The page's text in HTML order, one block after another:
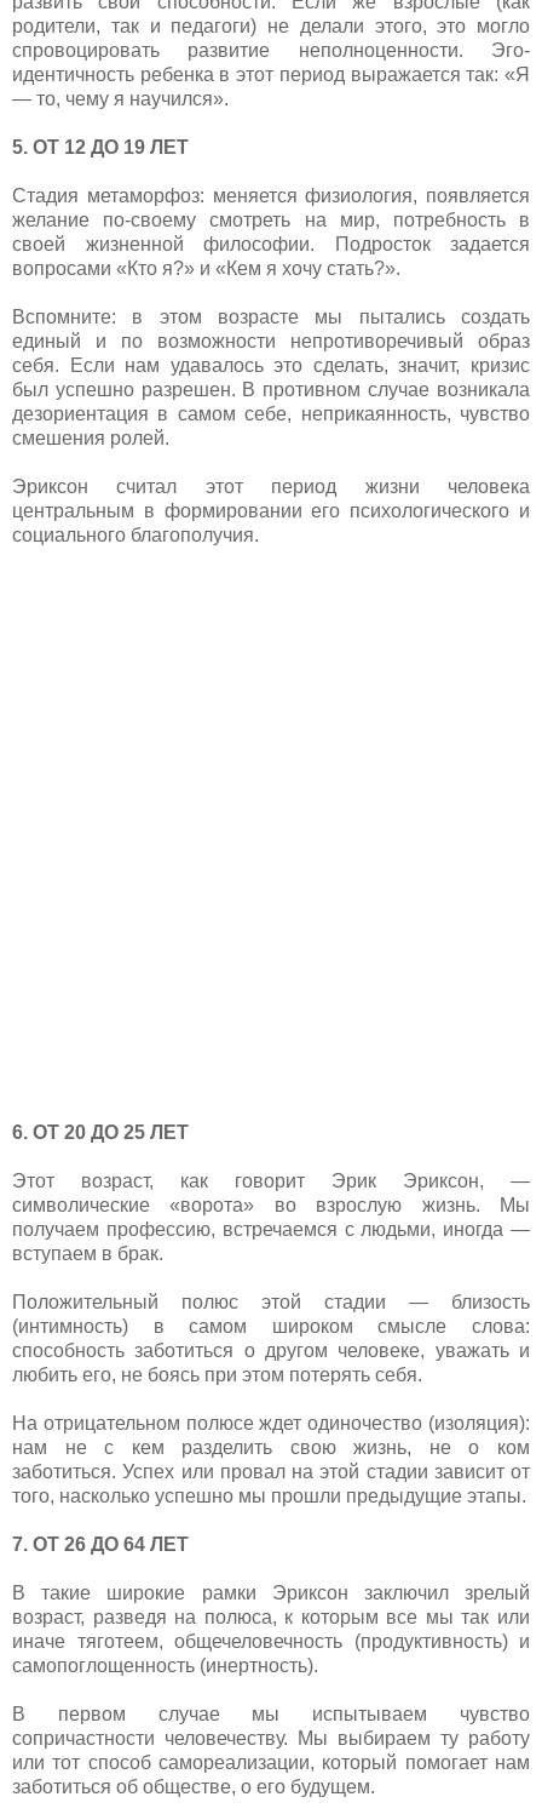
родители, так и педагоги) не делали этого, это могло
спровоцировать развитие неполноценности. Эго-
идентичность ребенка в этот период выражается так: «Я
— то, чему я научился».
5. ОТ 12 ДО 19 ЛЕТ
Стадия метаморфоз: меняется физиология, появляется
желание по-своему смотреть на мир, потребность в
своей жизненной философии. Подросток задается
вопросами «Кто я?» и «Кем я хочу стать?».
Вспомните: в этом возрасте мы пытались создать
единый и по возможности непротиворечивый образ
себя. Если нам удавалось это сделать, значит, кризис
был успешно разрешен. В противном случае возникала
дезориентация в самом себе, неприкаянность, чувство
смешения ролей.
Эриксон считал этот период жизни человека
центральным в формировании его психологического и
социального благополучия.
6. ОТ 20 ДО 25 ЛЕТ
Этот возраст, как говорит Эрик Эриксон, —
символические «ворота» во взрослую жизнь. Мы
получаем профессию, встречаемся с людьми, иногда —
вступаем в брак.
Положительный полюс этой стадии — близость
(интимность) в самом широком смысле слова:
способность заботиться о другом человеке, уважать и
любить его, не боясь при этом потерять себя.
На отрицательном полюсе ждет одиночество (изоляция):
нам не с кем разделить свою жизнь, не о ком
заботиться.Успех или провал на этой стадии зависит от
того, насколько успешно мы прошли предыдущие этапы.
7. ОТ 26 ДО 64 ЛЕТ
В такие широкие рамки Эриксон заключил зрелый
возраст, разведя на полюса, к которым все мы так или
иначе тяготеем, общечеловечность (продуктивность) и
самопоглощенность (инертность).
В первом случае мы испытываем чувство
сопричастности человечеству. Мы выбираем ту работу
или тот способ самореализации, который помогает нам
заботиться об обществе, о его будущем.